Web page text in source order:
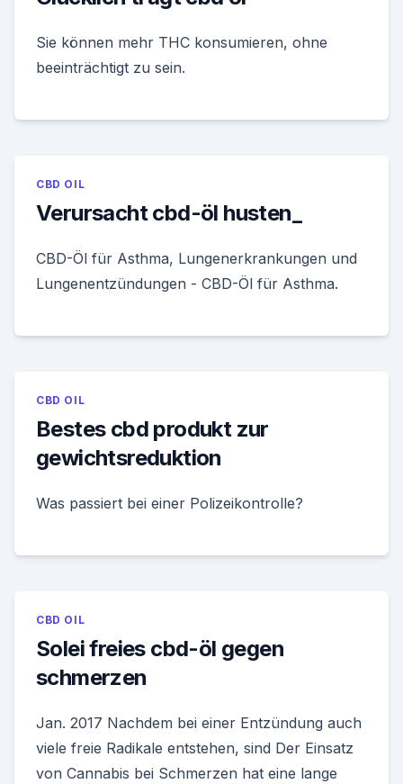
Sie können mehr THC konsumieren, ohne
beeinträchtigt zu sein.
CBD OIL
Verursacht cbd-öl husten_
CBD-Öl für Asthma, Lungenerkrankungen und
Lungenentzündungen - CBD-Öl für Asthma.
CBD OIL
Bestes cbd produkt zur
gewichtsreduktion
Was passiert bei einer Polizeikontrolle?
CBD OIL
Solei freies cbd-öl gegen
schmerzen
Jan. 2017 Nachdem bei einer Entzündung auch
viele freie Radikale entstehen, sind Der Einsatz
von Cannabis bei Schmerzen hat eine lange